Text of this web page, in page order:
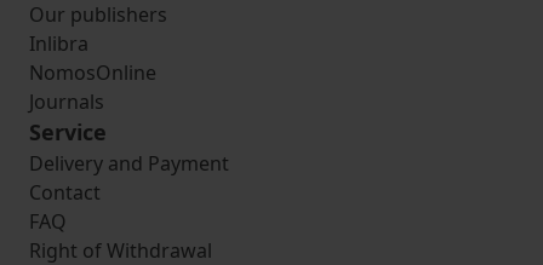
Our publishers
Inlibra
NomosOnline
Journals
Service
Delivery and Payment
Contact
FAQ
Right of Withdrawal